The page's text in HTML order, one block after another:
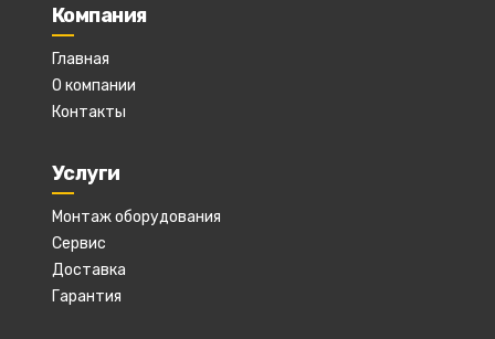
Компания
Главная
О компании
Контакты
Услуги
Монтаж оборудования
Сервис
Доставка
Гарантия